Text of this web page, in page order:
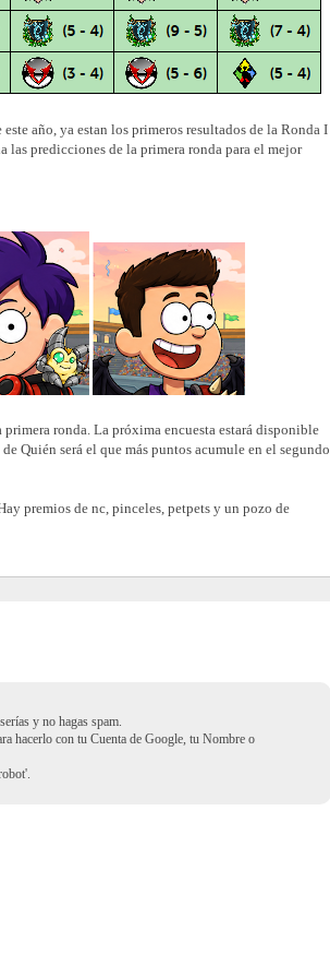
este año, ya estan los primeros resultados de la Ronda I
las predicciones de la primera ronda para el mejor
primera ronda. La próxima encuesta estará disponible
Quién será el que más puntos acumule en el segundo
premios de nc, pinceles, petpets y un pozo de
y no hagas spam.
hacerlo con tu Cuenta de Google, tu Nombre o